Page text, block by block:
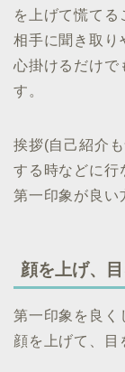
を上げて慌てる
相手に聞き取り
心掛けるだけで
す。
挨拶(自己紹介
する時などに行
第一印象が良い
顔を上げ、
第一印象を良く
顔を上げて、目